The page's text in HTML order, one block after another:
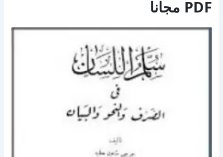
PDF مجانا